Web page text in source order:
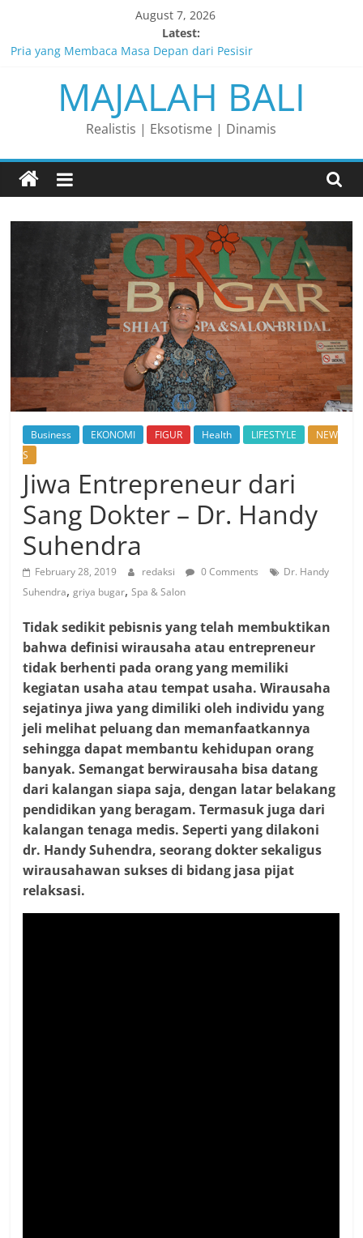
content
August 7, 2026
Latest:
Perjalanan Panjang di Balik Rasa yang Dicintai Banyak Orang
Pria yang Membaca Masa Depan dari Pesisir
Membaca Peluang, Menaklukkan Tantangan, dan Membangun
Bisnis Peternakan yang Berkelanjutan
Lelaki yang Mengubah Garis Menjadi Masa Depan
Matahari yang Lahir di Pulau Dewata
MAJALAH BALI
Realistis | Eksotisme | Dinamis
Business EKONOMI FIGUR Health LIFESTYLE
NEW
S
Jiwa Entrepreneur dari
Sang Dokter – Dr. Handy
Suhendra
February 28, 2019 redaksi 0 Comments
Dr. Handy
Suhendra,griya bugar,Spa & Salon
Tidak sedikit pebisnis yang telah membuktikan
bahwa definisi wirausaha atau entrepreneur
tidak berhenti pada orang yang memiliki
kegiatan usaha atau tempat usaha. Wirausaha
sejatinya jiwa yang dimiliki oleh individu yang
jeli melihat peluang dan memanfaatkannya
sehingga dapat membantu kehidupan orang
banyak. Semangat berwirausaha bisa datang
dari kalangan siapa saja, dengan latar belakang
pendidikan yang beragam. Termasuk juga dari
kalangan tenaga medis. Seperti yang dilakoni
dr. Handy Suhendra, seorang dokter sekaligus
wirausahawan sukses di bidang jasa pijat
relaksasi.